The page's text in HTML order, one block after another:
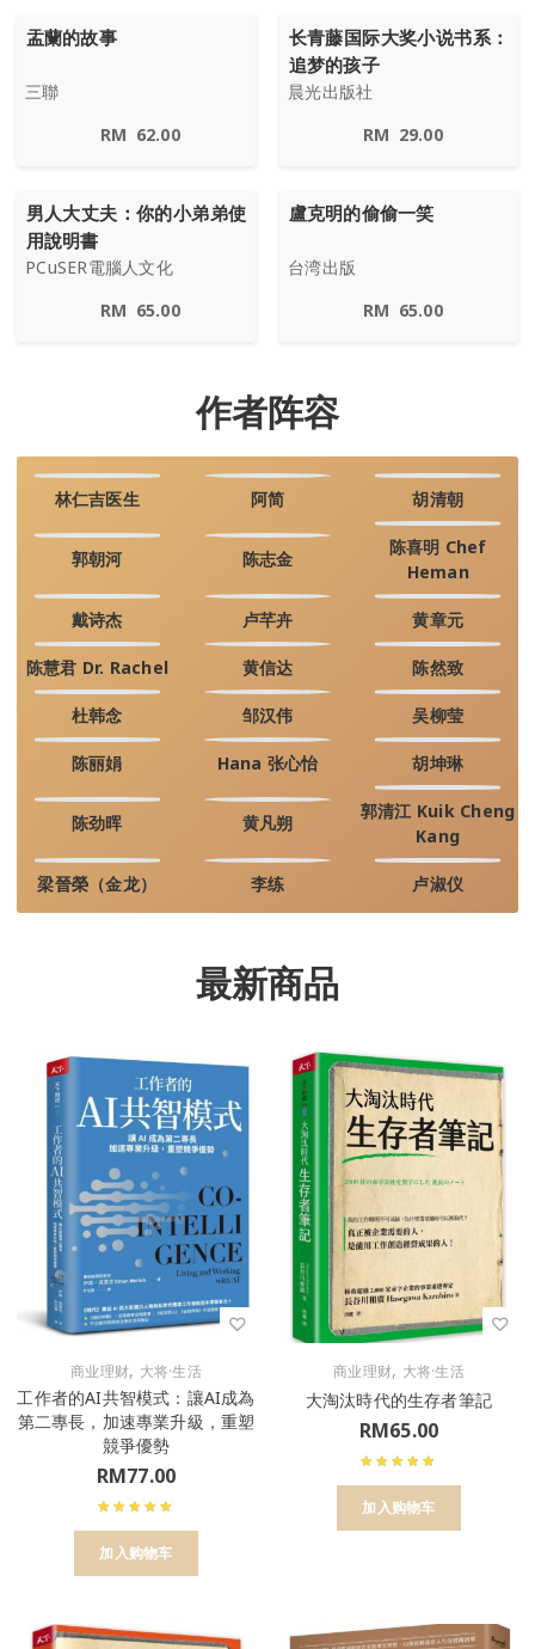
盂蘭的故事
三聯
RM 62.00
长青藤国际大奖小说书系：
追梦的孩子
晨光出版社
RM 29.00
男人大丈夫：你的小弟弟使
用說明書
PCuSER電腦人文化
RM 65.00
盧克明的偷偷一笑
台湾出版
RM 65.00
作者阵容
林仁吉医生 阿简 胡清朝
郭朝河 陈志金
陈喜明 Chef
Heman
戴诗杰 卢芊卉 黄章元
陈慧君 Dr. Rachel 黄信达 陈然致
杜韩念 邹汉伟 吴柳莹
陈丽娟 Hana 张心怡 胡坤琳
陈劲晖 黄凡朔
郭清江 Kuik Cheng
Kang
梁晉榮（金龙） 李练 卢淑仪
最新商品
商业理财, 大将·生活
工作者的AI共智模式：讓AI成為
第二專長，加速專業升級，重塑
競爭優勢
RM77.00
加入购物车
商业理财, 大将·生活
大淘汰時代的生存者筆記
RM65.00
加入购物车